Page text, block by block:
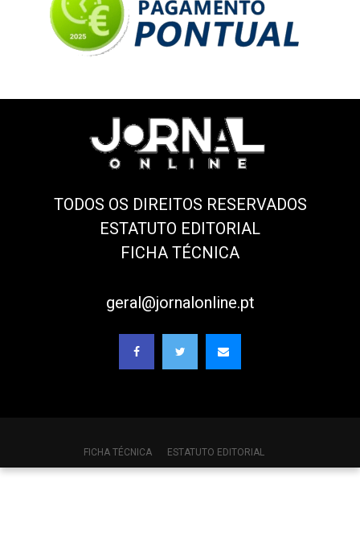
TODOS OS DIREITOS RESERVADOS
ESTATUTO EDITORIAL
FICHA TÉCNICA
geral@jornalonline.pt
FICHA TÉCNICA ESTATUTO EDITORIAL